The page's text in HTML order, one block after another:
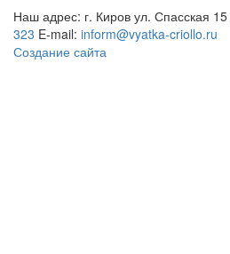
Наш адрес: г. Киров ул. Спасская 15
323 E-mail: inform@vyatka-criollo.ru
Создание сайта